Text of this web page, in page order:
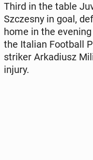
Third in the table
Szczes­ny in goal,
home in the
the Italian Foot­ball
striker Arka­diusz
injury.